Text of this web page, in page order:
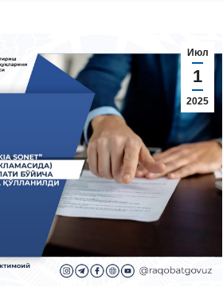
Июл
1
2025